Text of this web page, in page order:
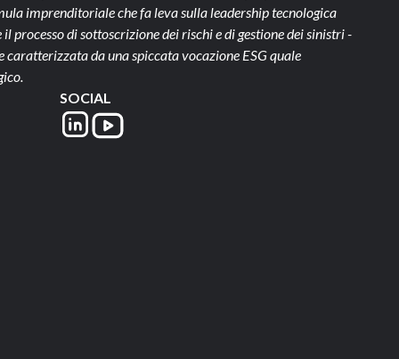
imprenditoriale che fa leva sulla leadership tecnologica
processo di sottoscrizione dei rischi e di gestione dei sinistri -
caratterizzata da una spiccata vocazione ESG quale
SOCIAL